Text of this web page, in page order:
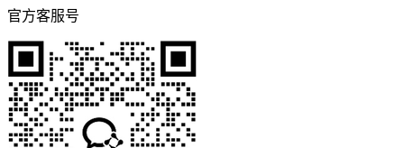
官方客服号